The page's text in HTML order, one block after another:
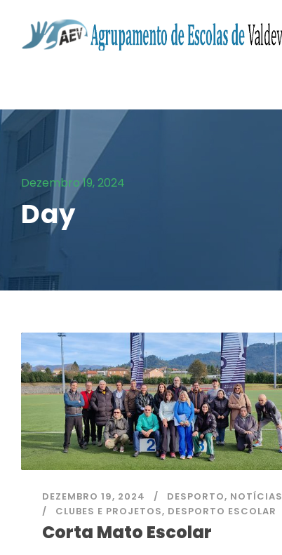
Dezembro 19, 2024
Day
DEZEMBRO 19, 2024 DESPORTO, NOTÍCIAS
CLUBES E PROJETOS, DESPORTO ESCOLAR
Corta Mato Escolar